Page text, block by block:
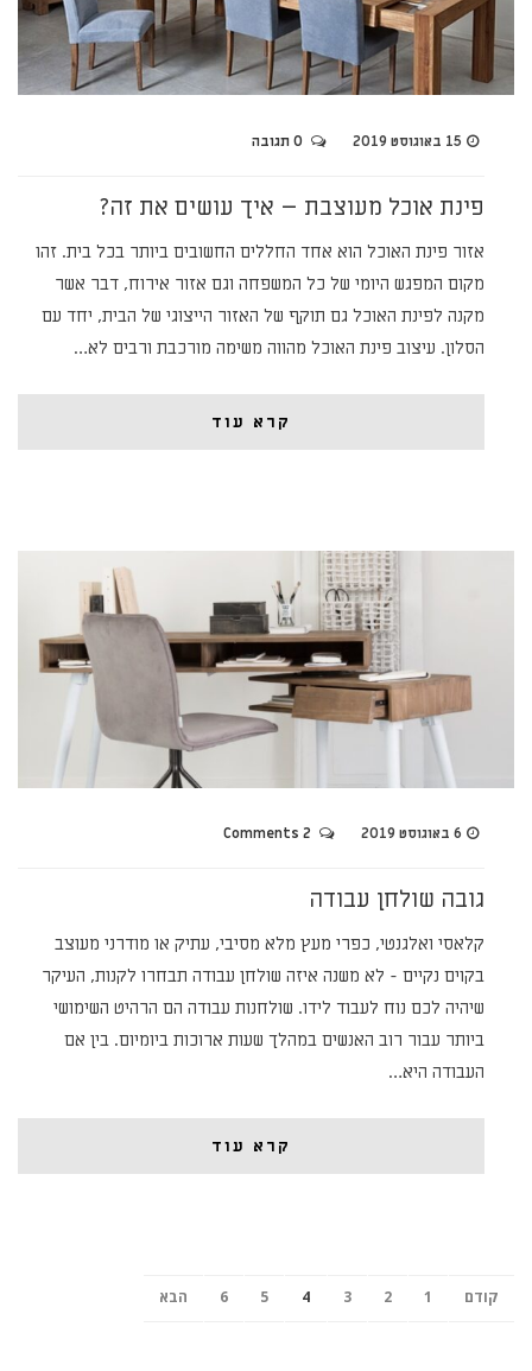
15 באוגוסט 2019
פינת אוכל מעוצבת – איך עושים את זה?
אזור פינת האוכל הוא אחד החללים החשובים ביותר בכל בית. זהו
מקום המפגש היומי של כל המשפחה וגם אזור אירוח, דבר אשר
מקנה לפינת האוכל גם תוקף של האזור הייצוגי של הבית, יחד עם
הסלון. עיצוב פינת האוכל מהווה משימה מורכבת ורבים לא…
קרא עוד
6 באוגוסט 2019
גובה שולחן עבודה
קלאסי ואלגנטי, כפרי מעץ מלא מסיבי, עתיק או מודרני מעוצב
בקוים נקיים - לא משנה איזה שולחן עבודה תבחרו לקנות, העיקר
שיהיה לכם נוח לעבוד לידו. שולחנות עבודה הם הרהיט השימושי
ביותר עבור רוב האנשים במהלך שעות ארוכות ביומיום. בין אם
העבודה היא…
קרא עוד
קודם 1
2
3
4
5
6 הבא